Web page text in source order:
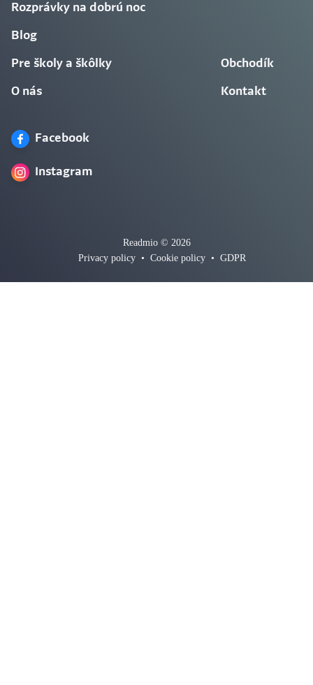
Rozprávky na dobrú noc
Blog
Pre školy a škôlky
O nás
Obchodík
Kontakt
Facebook
Instagram
Readmio © 2026
Privacy policy • Cookie policy • GDPR